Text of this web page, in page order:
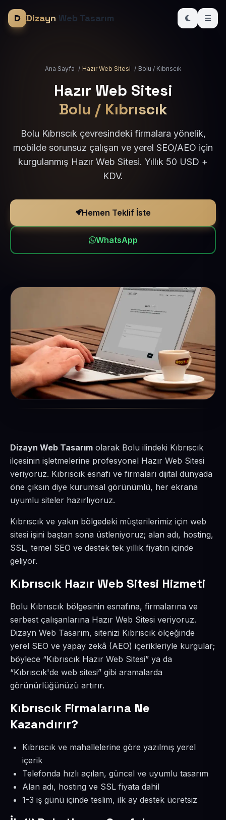
Dizayn Web Tasarım
Ana Sayfa / Hazır Web Sitesi / Bolu / Kıbrıscık
Hazır Web Sitesi
Bolu / Kıbrıscık
Bolu Kıbrıscık çevresindeki firmalara yönelik,
mobilde sorunsuz çalışan ve yerel SEO/AEO için
kurgulanmış Hazır Web Sitesi. Yıllık 50 USD +
KDV.
Hemen Teklif İste
WhatsApp
Dizayn Web Tasarım olarak Bolu ilindeki Kıbrıscık
ilçesinin işletmelerine profesyonel Hazır Web Sitesi
veriyoruz. Kıbrıscık esnafı ve firmaları dijital dünyada
öne çıksın diye kurumsal görünümlü, her ekrana
uyumlu siteler hazırlıyoruz.
Kıbrıscık ve yakın bölgedeki müşterilerimiz için web
sitesi işini baştan sona üstleniyoruz; alan adı, hosting,
SSL, temel SEO ve destek tek yıllık fiyatın içinde
geliyor.
Kıbrıscık Hazır Web Sitesi Hizmeti
Bolu Kıbrıscık bölgesinin esnafına, firmalarına ve
serbest çalışanlarına Hazır Web Sitesi veriyoruz.
Dizayn Web Tasarım, sitenizi Kıbrıscık ölçeğinde
yerel SEO ve yapay zekâ (AEO) içerikleriyle kurgular;
böylece “Kıbrıscık Hazır Web Sitesi” ya da
“Kıbrıscık'de web sitesi” gibi aramalarda
görünürlüğünüzü artırır.
Kıbrıscık Firmalarına Ne
Kazandırır?
Kıbrıscık ve mahallelerine göre yazılmış yerel
içerik
Telefonda hızlı açılan, güncel ve uyumlu tasarım
Alan adı, hosting ve SSL fiyata dahil
1-3 iş günü içinde teslim, ilk ay destek ücretsiz